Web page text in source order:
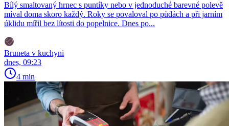
Bílý smaltovaný hrnec s puntíky nebo v jednoduché barevné polevě
míval doma skoro každý. Roky se povaloval po půdách a při jarním
úklidu mířil bez lítosti do popelnice. Dnes po...
Bruneta v kuchyni
dnes, 09:23
4 min